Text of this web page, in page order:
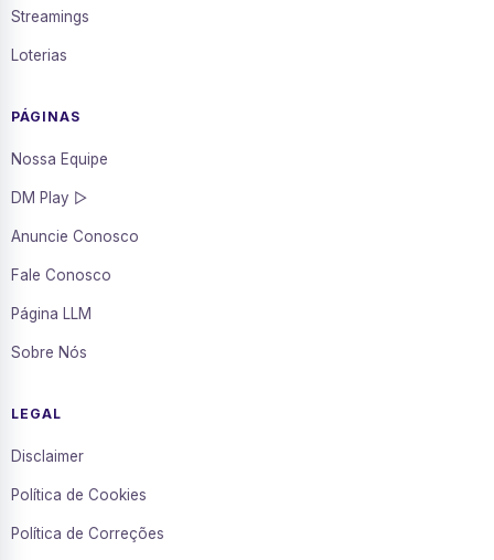
Streamings
Loterias
PÁGINAS
Nossa Equipe
DM Play ▷
Anuncie Conosco
Fale Conosco
Página LLM
Sobre Nós
LEGAL
Disclaimer
Política de Cookies
Política de Correções